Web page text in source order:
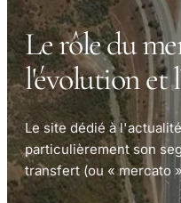
Le rôle du
l'évolution et
Le site dédié à
particulièrement son
transfert (ou « mercato